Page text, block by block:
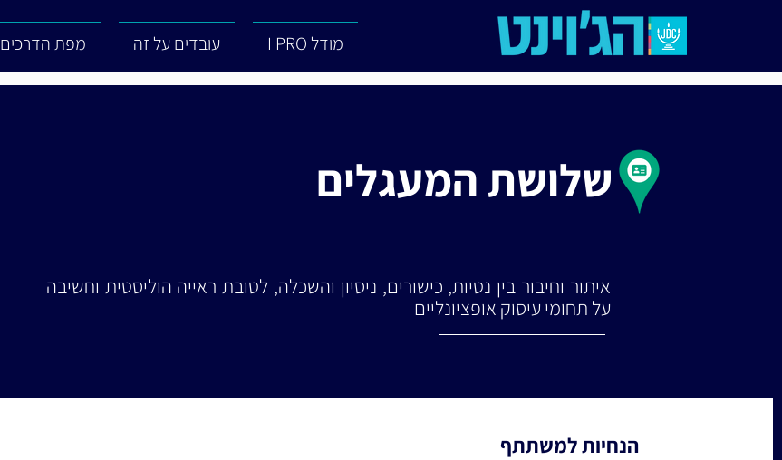
מודל I PRO עובדים על זה מפת הדרכים
שלושת המעגלים
איתור וחיבור בין נטיות, כישורים, ניסיון והשכלה, לטובת ראייה הוליסטית וחשיבה
על תחומי עיסוק אופציונליים
הנחיות למשתתף